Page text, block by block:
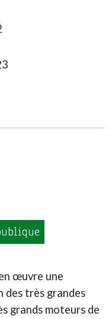
œuvre une
très grandes
grands moteurs de